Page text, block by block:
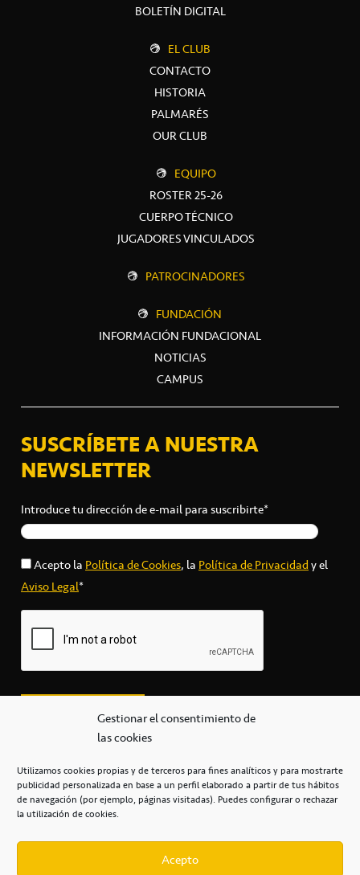
Gestionar el consentimiento de
las cookies
Utilizamos cookies propias y de terceros para fines analíticos y para mostrarte
publicidad personalizada en base a un perfil elaborado a partir de tus hábitos
de navegación (por ejemplo, páginas visitadas). Puedes configurar o rechazar
la utilización de cookies.
Acepto
BOLETÍN DIGITAL
EL CLUB
CONTACTO
HISTORIA
PALMARÉS
OUR CLUB
EQUIPO
ROSTER 25-26
CUERPO TÉCNICO
JUGADORES VINCULADOS
PATROCINADORES
FUNDACIÓN
INFORMACIÓN FUNDACIONAL
NOTICIAS
CAMPUS
SUSCRÍBETE A NUESTRA
NEWSLETTER
Introduce tu dirección de e-mail para suscribirte*
Acepto la Política de Cookies, la Política de Privacidady el
Aviso Legal*
secretaria@cbcanarias.es
+34 922 253 684
Casa del Deporte / 38108 – La Laguna